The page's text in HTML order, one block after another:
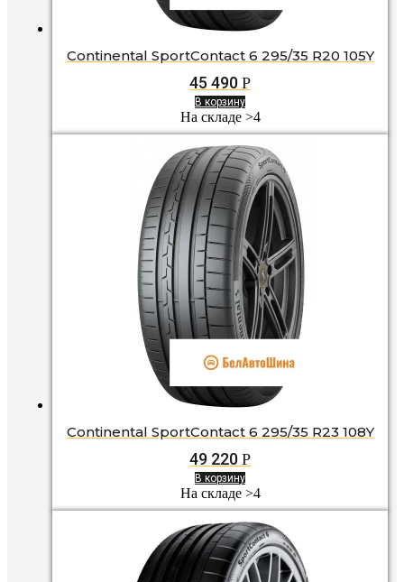
Continental SportContact 6 295/35 R20 105Y
45 490 Р
В корзину
На складе >4
Continental SportContact 6 295/35 R23 108Y
49 220 Р
В корзину
На складе >4